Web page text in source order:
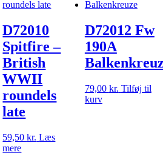
D72010
Spitfire –
British
WWII
roundels
late
59,50kr. Læs
mere
D72012 Fw
190A
79,00 kr. Tilføj til
kurv